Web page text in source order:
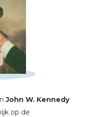
John W. Kennedy
op de